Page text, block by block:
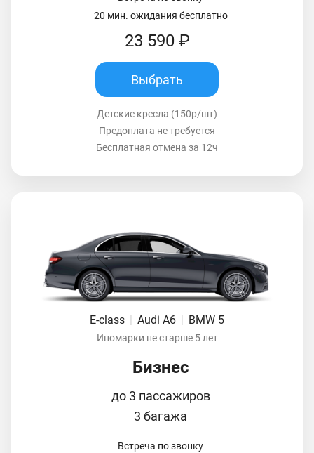
20 мин. ожидания бесплатно
23 590 ₽
Выбрать
Детские кресла (150р/шт)
Предоплата не требуется
Бесплатная отмена за 12ч
E-class | Audi A6 | BMW 5
Иномарки не старше 5 лет
Бизнес
до 3 пассажиров
3 багажа
Встреча по звонку